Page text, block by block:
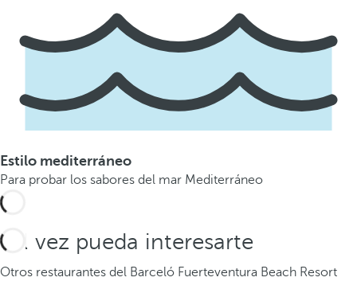
Estilo mediterráneo
Para probar los sabores del mar Mediterráneo
Tal vez pueda interesarte
Otros restaurantes del Barceló Fuerteventura Beach Resort